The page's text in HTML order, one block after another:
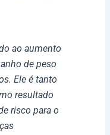
ao aumento
de peso
Ele é tanto
resultado
risco para o